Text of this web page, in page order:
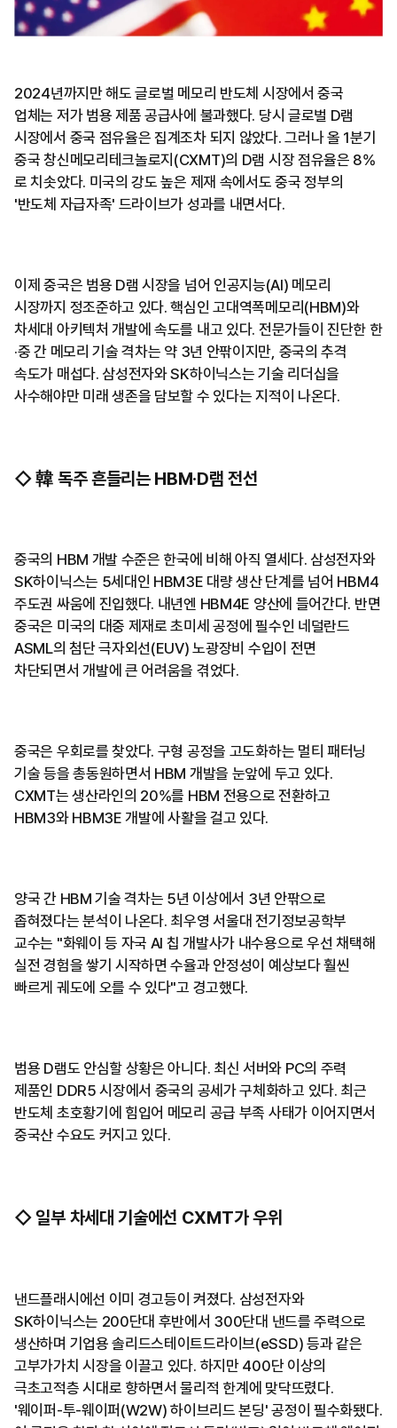
2024년까지만 해도 글로벌 메모리 반도체 시장에서 중국
업체는 저가 범용 제품 공급사에 불과했다. 당시 글로벌 D램
시장에서 중국 점유율은 집계조차 되지 않았다. 그러나 올 1분기
중국 창신메모리테크놀로지(CXMT)의 D램 시장 점유율은 8%
로 치솟았다. 미국의 강도 높은 제재 속에서도 중국 정부의
'반도체 자급자족' 드라이브가 성과를 내면서다.
이제 중국은 범용 D램 시장을 넘어 인공지능(AI) 메모리
시장까지 정조준하고 있다. 핵심인 고대역폭메모리(HBM)와
차세대 아키텍처 개발에 속도를 내고 있다. 전문가들이 진단한 한
·중 간 메모리 기술 격차는 약 3년 안팎이지만, 중국의 추격
속도가 매섭다. 삼성전자와 SK하이닉스는 기술 리더십을
사수해야만 미래 생존을 담보할 수 있다는 지적이 나온다.
◇ 韓 독주 흔들리는 HBM·D램 전선
중국의 HBM 개발 수준은 한국에 비해 아직 열세다. 삼성전자와
SK하이닉스는 5세대인 HBM3E 대량 생산 단계를 넘어 HBM4
주도권 싸움에 진입했다. 내년엔 HBM4E 양산에 들어간다. 반면
중국은 미국의 대중 제재로 초미세 공정에 필수인 네덜란드
ASML의 첨단 극자외선(EUV) 노광장비 수입이 전면
차단되면서 개발에 큰 어려움을 겪었다.
중국은 우회로를 찾았다. 구형 공정을 고도화하는 멀티 패터닝
기술 등을 총동원하면서 HBM 개발을 눈앞에 두고 있다.
CXMT는 생산라인의 20%를 HBM 전용으로 전환하고
HBM3와 HBM3E 개발에 사활을 걸고 있다.
양국 간 HBM 기술 격차는 5년 이상에서 3년 안팎으로
좁혀졌다는 분석이 나온다. 최우영 서울대 전기정보공학부
교수는 "화웨이 등 자국 AI 칩 개발사가 내수용으로 우선 채택해
실전 경험을 쌓기 시작하면 수율과 안정성이 예상보다 훨씬
빠르게 궤도에 오를 수 있다"고 경고했다.
범용 D램도 안심할 상황은 아니다. 최신 서버와 PC의 주력
제품인 DDR5 시장에서 중국의 공세가 구체화하고 있다. 최근
반도체 초호황기에 힘입어 메모리 공급 부족 사태가 이어지면서
중국산 수요도 커지고 있다.
◇ 일부 차세대 기술에선 CXMT가 우위
낸드플래시에선 이미 경고등이 켜졌다. 삼성전자와
SK하이닉스는 200단대 후반에서 300단대 낸드를 주력으로
생산하며 기업용 솔리드스테이트드라이브(eSSD) 등과 같은
고부가가치 시장을 이끌고 있다. 하지만 400단 이상의
극초고적층 시대로 향하면서 물리적 한계에 맞닥뜨렸다.
'웨이퍼-투-웨이퍼(W2W) 하이브리드 본딩' 공정이 필수화됐다.